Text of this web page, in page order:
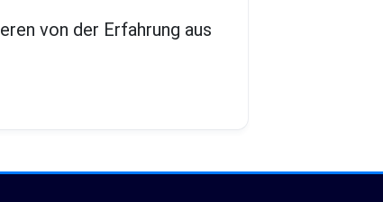
von der Erfahrung aus